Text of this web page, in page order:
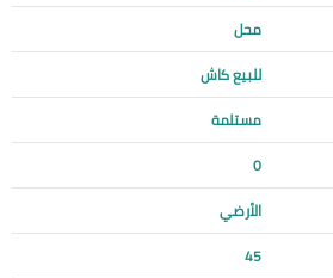
محل
للبيع كاش
مستلمة
0
الأرضي
45